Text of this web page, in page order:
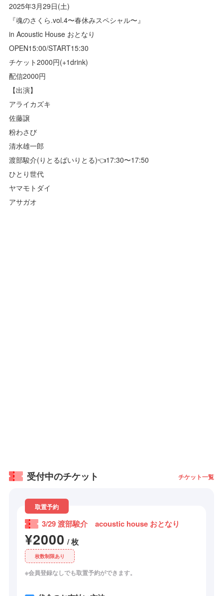
2025年3月29日(土)
『魂のさくら.vol.4〜春休みスペシャル〜』
in Acoustic House おとなり
OPEN15:00/START15:30
チケット2000円(+1drink)
配信2000円
【出演】
アライカズキ
佐藤譲
粉わさび
清水雄一郎
渡部駿介(りとるばいりとる)👈17:30〜17:50
ひとり世代
ヤマモトダイ
アサガオ
受付中のチケット チケット一覧
取置予約
3/29 渡部駿介 acoustic house おとなり
¥2000 / 枚
枚数制限あり
※会員登録なしでも取置予約ができます。